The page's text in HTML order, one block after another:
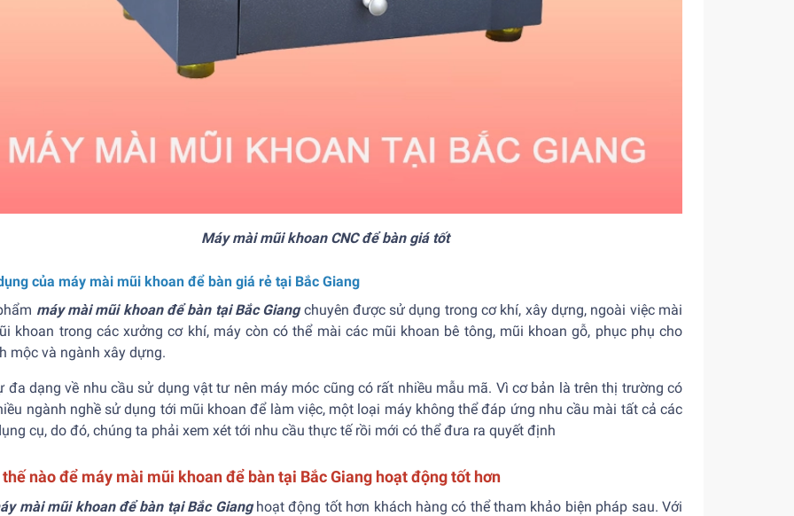
Máy mài mũi khoan CNC để bàn giá tốt
của máy mài mũi khoan để bàn giá rẻ tại Bắc Giang
máy mài mũi khoan để bàn tại Bắc Giang chuyên được sử dụng trong cơ khí, xây dựng, ngoài việc mài
khoan trong các xưởng cơ khí, máy còn có thể mài các mũi khoan bê tông, mũi khoan gỗ, phục phụ cho
mộc và ngành xây dựng.
đa dạng về nhu cầu sử dụng vật tư nên máy móc cũng có rất nhiều mẫu mã. Vì cơ bản là trên thị trường có
ngành nghề sử dụng tới mũi khoan để làm việc, một loại máy không thể đáp ứng nhu cầu mài tất cả các
cụ, do đó, chúng ta phải xem xét tới nhu cầu thực tế rồi mới có thể đưa ra quyết định
nào để máy mài mũi khoan để bàn tại Bắc Giang hoạt động tốt hơn
mài mũi khoan để bàn tại Bắc Gianghoạt động tốt hơn khách hàng có thể tham khảo biện pháp sau. Với